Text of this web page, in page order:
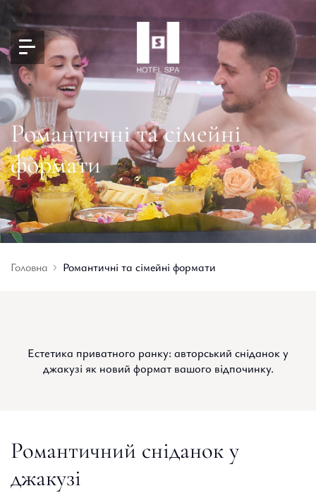
Романтичні та сімейні
формати
Головна Романтичні та сімейні формати
Естетика приватного ранку: авторський сніданок у
джакузі як новий формат вашого відпочинку.
Романтичний снiданок у
джакузi